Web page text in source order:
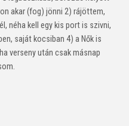
akar (fog) jönni 2) rájöttem,
néha kell egy kis port is szivni,
saját kocsiban 4) a Nők is
verseny után csak másnap